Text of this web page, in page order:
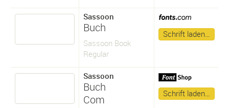
Sassoon
Buch
Sassoon Book
Regular
Schrift laden…
Sassoon
Buch
Com
Schrift laden…